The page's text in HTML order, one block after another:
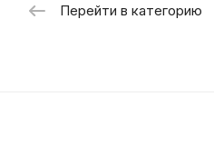
Перейти в категорию